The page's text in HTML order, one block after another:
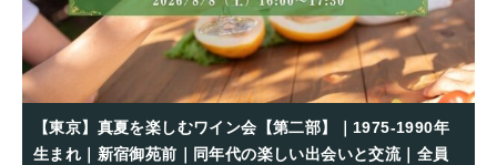
【東京】真夏を楽しむワイン会【第二部】｜1975-1990年
生まれ｜新宿御苑前｜同年代の楽しい出会いと交流｜全員